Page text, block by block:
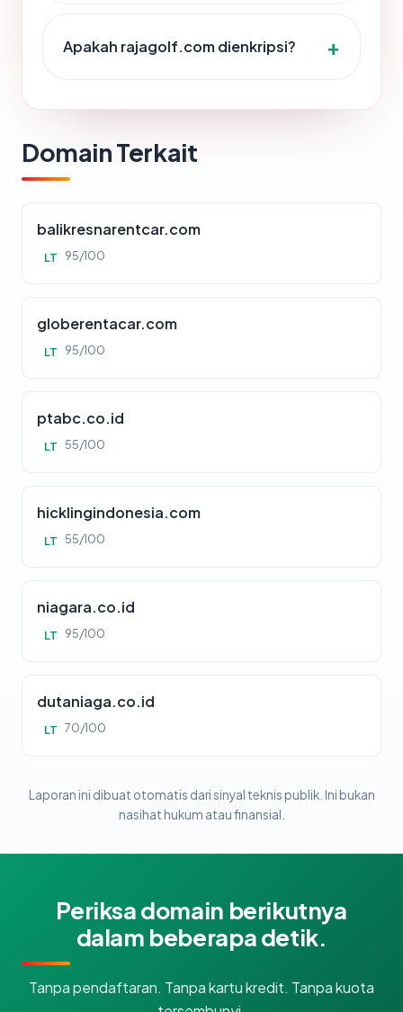
Apakah rajagolf.com dienkripsi?
Domain Terkait
balikresnarentcar.com
LT 95/100
globerentacar.com
LT 95/100
ptabc.co.id
LT 55/100
hicklingindonesia.com
LT 55/100
niagara.co.id
LT 95/100
dutaniaga.co.id
LT 70/100
Laporan ini dibuat otomatis dari sinyal teknis publik. Ini bukan
nasihat hukum atau finansial.
Periksa domain berikutnya
dalam beberapa detik.
Tanpa pendaftaran. Tanpa kartu kredit. Tanpa kuota